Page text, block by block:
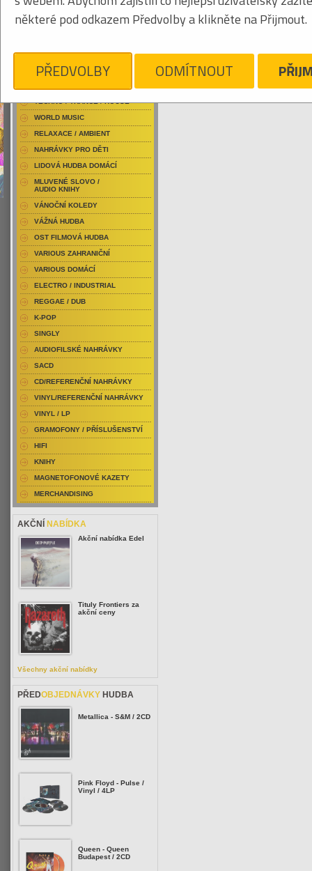
KARLOFF
Je nám líto, ale pro daný žánr/kategorii
RAP / HIP HOP DOMÁCÍ
RAP / HIP HOP ZAHRANIČNÍ
DVD / HUDBA
PUNK / HARDCORE
TECHNO / TRANCE / HOUSE
WORLD MUSIC
RELAXACE / AMBIENT
NAHRÁVKY PRO DĚTI
LIDOVÁ HUDBA DOMÁCÍ
MLUVENÉ SLOVO /
AUDIO KNIHY
VÁNOČNÍ KOLEDY
VÁŽNÁ HUDBA
OST FILMOVÁ HUDBA
VARIOUS ZAHRANIČNÍ
VARIOUS DOMÁCÍ
ELECTRO / INDUSTRIAL
REGGAE / DUB
K-POP
SINGLY
AUDIOFILSKÉ NAHRÁVKY
SACD
CD/REFERENČNÍ NAHRÁVKY
VINYL/REFERENČNÍ NAHRÁVKY
VINYL / LP
GRAMOFONY / PŘÍSLUŠENSTVÍ
HIFI
KNIHY
MAGNETOFONOVÉ KAZETY
MERCHANDISING
AKČNÍ NABÍDKA
Akční nabídka Edel
Tituly Frontiers za
akční ceny
Všechny akční nabídky
PŘEDOBJEDNÁVKY HUDBA
Metallica - S&M / 2CD
Pink Floyd - Pulse /
Vinyl / 4LP
Queen - Queen
Budapest / 2CD
některé pod odkazem Předvolby a klikněte na Přijmout.
PŘEDVOLBY ODMÍTNOUT